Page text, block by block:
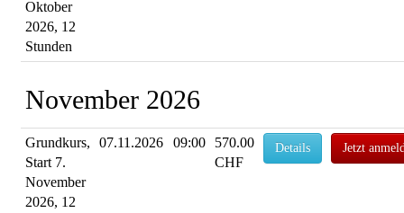
Oktober
2026, 12
Stunden
November 2026
Grundkurs,
Start 7.
November
2026, 12
07.11.2026 09:00
570.00
CHF
Details Jetzt